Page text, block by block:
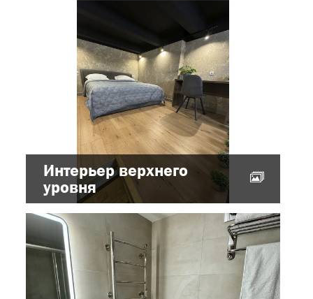
Интерьер верхнего
уровня